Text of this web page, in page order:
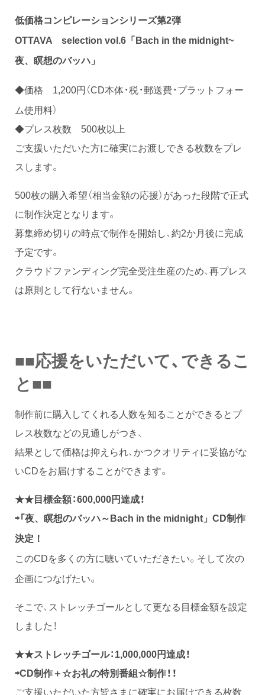
低価格コンピレーションシリーズ第2弾
OTTAVA selection vol.6「 Bach in the midnight~
夜、瞑想のバッハ 」
◆価格 1,200円（CD本体・税・郵送費・プラットフォー
ム使用料）
◆プレス枚数 500枚以上
ご支援いただいた方に確実にお渡しできる枚数をプレ
スします。
500枚の購入希望（相当金額の応援）があった段階で正式
に制作決定となります。
募集締め切りの時点で制作を開始し、約2か月後に完成
予定です。
クラウドファンディング完全受注生産のため、再プレス
は原則として行ないません。
■■応援をいただいて、できるこ
と■■
制作前に購入してくれる人数を知ることができるとプ
レス枚数などの見通しがつき、
結果として価格は抑えられ、かつクオリティに妥協がな
いCDをお届けすることができます。
★★目標金額：600,000円達成！
⇨「夜、瞑想のバッハ～ Bach in the midnight 」CD制作
決定！
このCDを多くの方に聴いていただきたい。そして次の
企画につなげたい。
そこで、ストレッチゴールとして更なる目標金額を設定
しました！
★★ストレッチゴール：1,000,000円達成！
⇨CD制作＋☆お礼の特別番組☆制作！！
ご支援いただいた方皆さまに確実にお届けできる枚数